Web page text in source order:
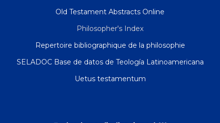
Old Testament Abstracts Online
Philosopher's Index
Repertoire bibliographique de la philosophie
SELADOC Base de datos de Teología Latinoamericana
Uetus testamentum